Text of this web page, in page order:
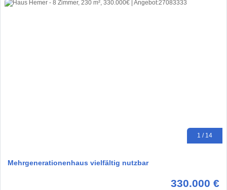
1 / 14
Mehrgenerationenhaus vielfältig nutzbar
330.000 €